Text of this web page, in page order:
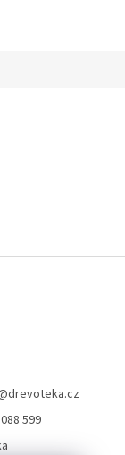
drevoteka.cz
599